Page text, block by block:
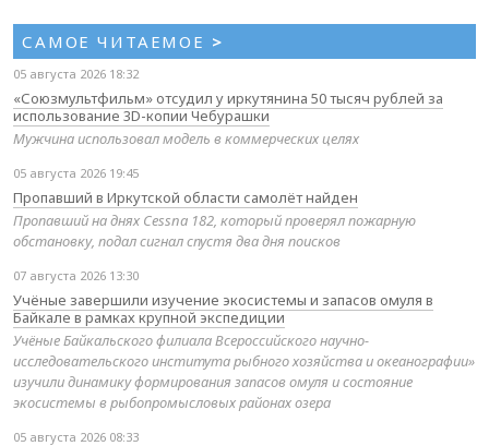
САМОЕ ЧИТАЕМОЕ >
05 августа 2026 18:32
«Союзмультфильм» отсудил у иркутянина 50 тысяч рублей за
использование 3D-копии Чебурашки
Мужчина использовал модель в коммерческих целях
05 августа 2026 19:45
Пропавший в Иркутской области самолёт найден
Пропавший на днях Cessna 182, который проверял пожарную
обстановку, подал сигнал спустя два дня поисков
07 августа 2026 13:30
Учёные завершили изучение экосистемы и запасов омуля в
Байкале в рамках крупной экспедиции
Учёные Байкальского филиала Всероссийского научно-
исследовательского института рыбного хозяйства и океанографии»
изучили динамику формирования запасов омуля и состояние
экосистемы в рыбопромысловых районах озера
05 августа 2026 08:33